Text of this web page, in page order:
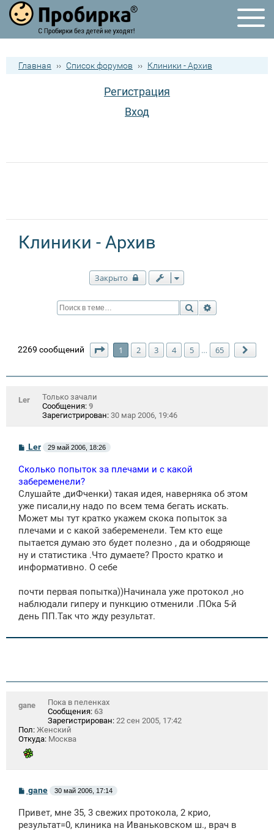
Главная ›› Список форумов ›› Клиники - Архив
Регистрация
Вход
Клиники - Архив
Закрыто
Поиск
2269 сообщений Страница из
1 2 3 4 5 … 65
Ler
Только зачали
Сообщения: 9
Зарегистрирован: 30 мар 2006, 19:46
С
б
щ
н
и
е
Ler 29 май 2006, 18:26
Сколько попыток за плечами и с какой
забеременели?
Слушайте ,диФченки) такая идея, наверняка об этом
уже писали,ну надо по всем тема бегать искать.
Может мы тут кратко укажем скока попыток за
плечами и с какой забеременели. Тем кто еще
пытается думаю это будет полезно , да и ободряюще
ну и статистика .Что думаете? Просто кратко и
информативно. О себе
почти первая попытка))Начинала уже протокол ,но
наблюдали гиперу и пункцию отменили .ПОка 5-й
день ПП.Так что жду результат.
gane
Пока в пеленках
Сообщения: 63
Зарегистрирован: 22 сен 2005, 17:42
Пол: Женский
Откуда: Москва
С
о
б
щ
gane 30 май 2006, 17:14
Привет, мне 35, 3 свежих протокола, 2 крио,
результат=0, клиника на Иваньковском ш., врач в